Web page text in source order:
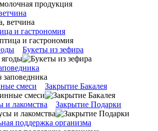
и гастрономия
Букеты из зефира
смеси Закрытие Бакалея
и лакомства Закрытие Подарки
поддержка организма